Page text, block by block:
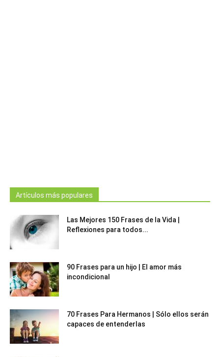
Artículos más populares
Las Mejores 150 Frases de la Vida |
Reflexiones para todos...
90 Frases para un hijo | El amor más
incondicional
70 Frases Para Hermanos | Sólo ellos serán
capaces de entenderlas